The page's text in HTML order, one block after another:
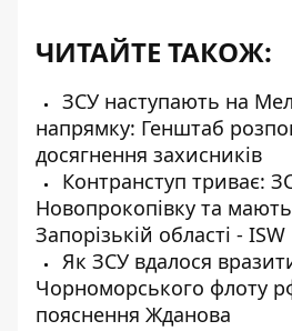
ЧИТАЙТЕ ТАКОЖ:
ЗСУ наступають на
напрямку: Генштаб
досягнення захисників
Контранступ триває:
Новопрокопівку та
Запорізькій області - ISW
Як ЗСУ вдалося
Чорноморського флоту
пояснення Жданова